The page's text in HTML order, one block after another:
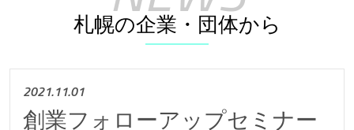
札幌の企業・団体から
2021.11.01
創業フォローアップセミナー